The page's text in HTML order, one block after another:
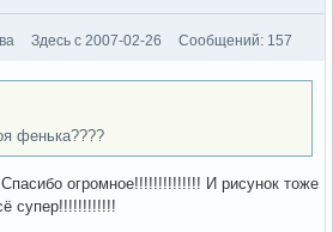
Здесь с 2007-02-26 Сообщений: 157
фенька????
огромное!!!!!!!!!!!!!! И рисунок тоже
супер!!!!!!!!!!!!